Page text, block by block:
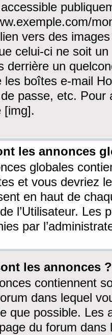
vers des
celui-ci ne soit
derrière un
les boîtes e-mail
passe, etc. Pour
[img].
les annonces
globales
et vous devriez
en haut de
l’Utilisateur. Les
par
les annonces ?
contiennent
dans lequel
que possible. Les
du forum dans